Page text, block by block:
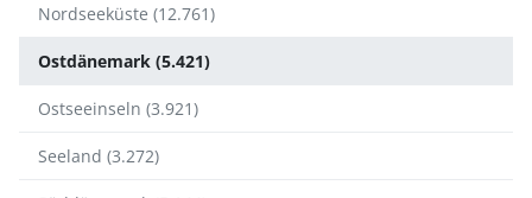
Nordseeküste (12.761)
Ostdänemark (5.421)
Ostseeinseln (3.921)
Seeland (3.272)